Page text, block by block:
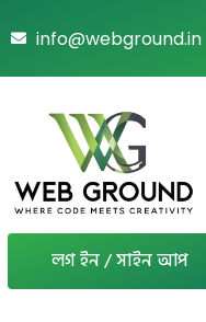
info@webground.in
লগ ইন / সাইন আপ